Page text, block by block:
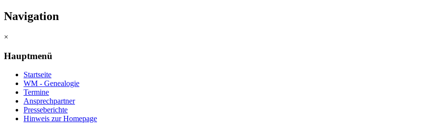
Navigation
×
Hauptmenü
Startseite
WM - Genealogie
Termine
Ansprechpartner
Presseberichte
Hinweis zur Homepage